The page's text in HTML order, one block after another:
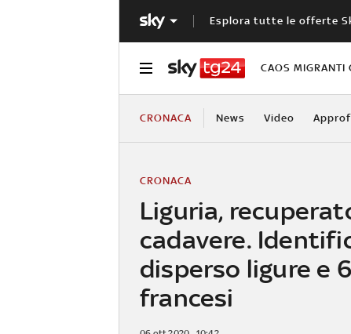
Esplora tutte le offerte
CAOS MIGRANTI
CRONACA News Video
Liguria,
cadavere.
disperso ligure e 6
francesi
CRONACA